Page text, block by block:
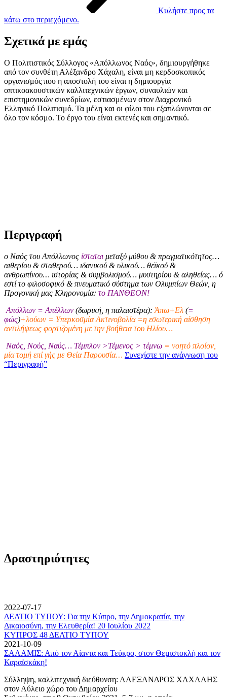
Κυλήστε προς τα
κάτω στο περιεχόμενο.
Σχετικά με εμάς
Ο Πολιτιστικός Σύλλογος «Απόλλωνος Ναός», δημιουργήθηκε
από τον συνθέτη Αλέξανδρο Χάχαλη, είναι μη κερδοσκοπικός
οργανισμός που η αποστολή του είναι η δημιουργία
οπτικοακουστικών καλλιτεχνικών έργων, συναυλιών και
επιστημονικών συνεδρίων, εστιασμένων στον Διαχρονικό
Ελληνικό Πολιτισμό. Τα μέλη και οι φίλοι του εξαπλώνονται σε
όλο τον κόσμο. Το έργο του είναι εκτενές και σημαντικό.
Περιγραφή
ο Ναός του Απόλλωνος ίσταται μεταξύ μύθου & πραγματικότητος…
αιθερίου & σταθερού… ιδανικού & υλικού… θεϊκού &
ανθρωπίνου… ιστορίας & συμβολισμού… μυστηρίου & αληθείας… ό
εστί το φιλοσοφικό & πνευματικό σύστημα των Ολυμπίων Θεών, η
Προγονική μας Κληρονομία: το ΠΑΝΘΕΟΝ!
Απόλλων = Απέλλων (δωρική, η παλαιοτέρα): Άπω+Ελ (=
φώς)+λούων = Υπερκοσμία Ακτινοβολία =η εσωτερική αίσθηση
αντιλήψεως φορτιζομένη με την βοήθεια του Ηλίου…
Ναός, Νούς, Ναύς… Τέμπλον >Τέμενος > τέμνω = νοητό πλοίον,
μία τομή επί γής με Θεία Παρουσία… Συνεχίστε την ανάγνωση του
“Περιγραφή”
Δραστηριότητες
2022-07-17
ΔΕΛΤΙΟ ΤΥΠΟΥ: Για την Κύπρο, την Δημοκρατία, την
Δικαιοσύνη, την Ελευθερία! 20 Ιουλίου 2022
ΚΥΠΡΟΣ 48 ΔΕΛΤΙΟ ΤΥΠΟΥ
2021-10-09
ΣΑΛΑΜΙΣ: Από τον Αίαντα και Τεύκρο, στον Θεμιστοκλή και τον
Καραϊσκάκη!
Σύλληψη, καλλιτεχνική διεύθυνση: ΑΛΕΞΑΝΔΡΟΣ ΧΑΧΑΛΗΣ
στον Αύλειο χώρο του Δημαρχείου